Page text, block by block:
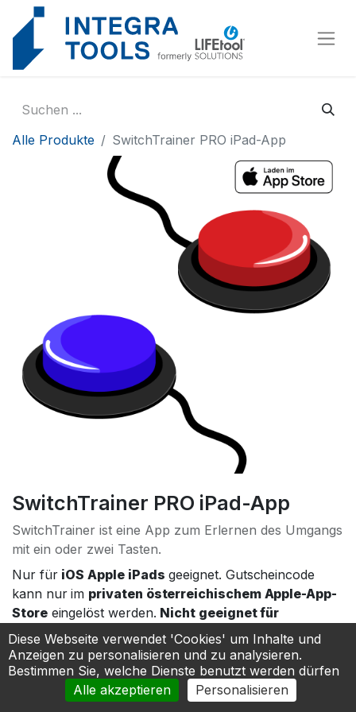
Alle Produkte SwitchTrainer PRO iPad-App
SwitchTrainer PRO iPad-App
SwitchTrainer ist eine App zum Erlernen des Umgangs
mit ein oder zwei Tasten.
Nur für iOS Apple iPads geeignet. Gutscheincode
kann nur im privaten österreichischem Apple-App-
Storeeingelöst werden. Nicht geeignet für
verwaltete Geräte.
Geht in das Eigentum der Apple-ID des Benutzers
über.
Cookie-Einstellungen
Diese Webseite verwendet 'Cookies' um Inhalte und
Anzeigen zu personalisieren und zu analysieren.
Bestimmen Sie, welche Dienste benutzt werden dürfen
Alle akzeptieren
Personalisieren